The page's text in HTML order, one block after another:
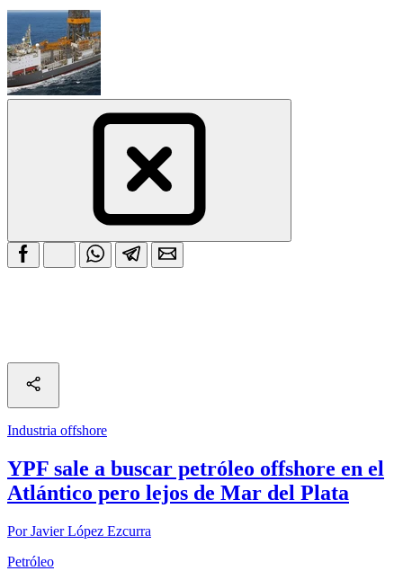
Industria offshore
YPF sale a buscar petróleo offshore en el
Atlántico pero lejos de Mar del Plata
Por Javier López Ezcurra
Petróleo